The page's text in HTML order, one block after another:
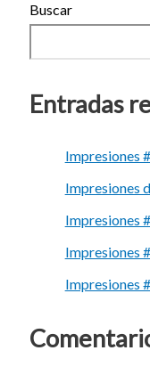
Buscar
Entradas
Impresiones
Impresiones
Impresiones
Impresiones
Impresiones